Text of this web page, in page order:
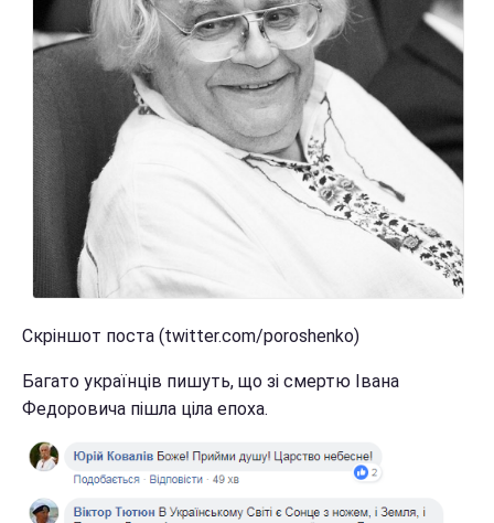
Скріншот поста (twitter.com/poroshenko)
Багато українців пишуть, що зі смертю Івана
Федоровича пішла ціла епоха.